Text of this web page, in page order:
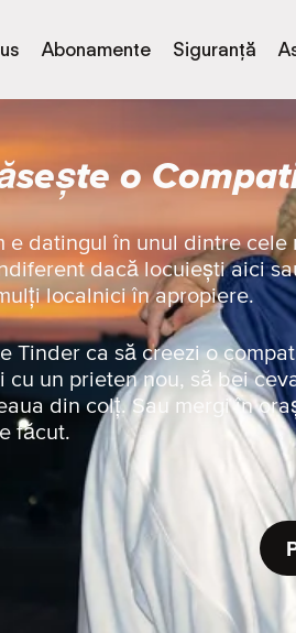
Abonamente Siguranță
o
e datingul în unul dintre
dacă locuiești aici
localnici în apropiere.
Tinder ca să creezi o
cu un prieten nou, să bei
din colț. Sau mergi în
făcut.